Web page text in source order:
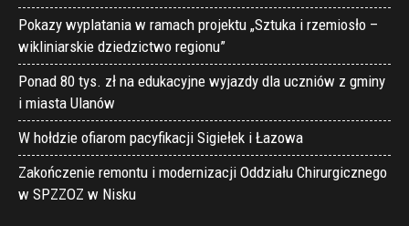
Pokazy wyplatania w ramach projektu „Sztuka i rzemiosło –
wikliniarskie dziedzictwo regionu”
Ponad 80 tys. zł na edukacyjne wyjazdy dla uczniów z gminy
i miasta Ulanów
W hołdzie ofiarom pacyfikacji Sigiełek i Łazowa
Zakończenie remontu i modernizacji Oddziału Chirurgicznego
w SPZZOZ w Nisku